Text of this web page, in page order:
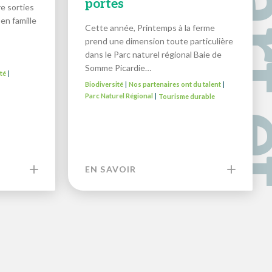
sorties
famille
|
portes
Cette année, Printemps à la ferme
prend une dimension toute particulière
dans le Parc naturel régional Baie de
Somme Picardie…
Biodiversité| Nos partenaires ont du talent|
Parc Naturel Régional
Tourisme durable
EN SAVOIR